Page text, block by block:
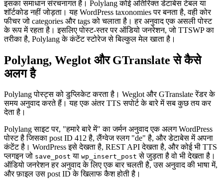
इसका समाधान संरचनागत है। Polylang कोई अतिरिक्त डेटाबेस टेबल या
शॉर्टकोड नहीं जोड़ता। यह WordPress taxonomies पर बनता है, वही कोर
फीचर जो categories और tags को चलाता है। हर अनुवाद एक असली पोस्ट
के रूप में रहता है। इसलिए पोस्ट-स्तर पर ऑडियो जनरेशन, जो TTSWP का
तरीका है, Polylang के कंटेंट स्टोरेज से बिल्कुल मेल खाता है।
Polylang, Weglot और GTranslate से कैसे
अलग है
Polylang पोस्ट्स को डुप्लिकेट करता है। Weglot और GTranslate रेंडर के
समय अनुवाद करते हैं। यह एक अंतर TTS सपोर्ट के बारे में सब कुछ तय कर
देता है।
Polylang साइट पर, "हमारे बारे में" का जर्मन अनुवाद एक अलग WordPress
पोस्ट है जिसका post ID 412 है, लैंग्वेज स्लग "de" है, और डेटाबेस में अपना
कंटेंट है। WordPress इसे देखता है, REST API देखता है, और कोई भी TTS
प्लगइन जो save_post या wp_insert_post से जुड़ता है वो भी देखता है।
ऑडियो जनरेशन हर अनुवाद के लिए एक बार चलती है, उस अनुवाद की भाषा में,
और फ़ाइल उस post ID के खिलाफ कैश होती है।